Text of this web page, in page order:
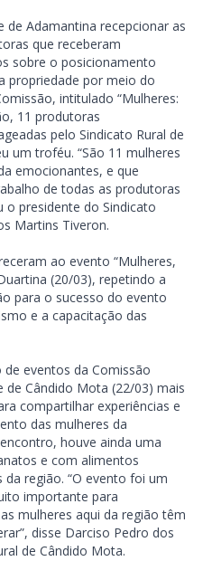
de Adamantina recepcionar as
que receberam
sobre o posicionamento
propriedade por meio do
intitulado “Mulheres:
11 produtoras
pelo Sindicato Rural de
um troféu. “São 11 mulheres
emocionantes, e que
de todas as produtoras
o presidente do Sindicato
Martins Tiveron.
ao evento “Mulheres,
(20/03), repetindo a
para o sucesso do evento
e a capacitação das
eventos da Comissão
de Cândido Mota (22/03) mais
compartilhar experiências e
das mulheres da
houve ainda uma
e com alimentos
região. “O evento foi um
importante para
mulheres aqui da região têm
disse Darciso Pedro dos
de Cândido Mota.